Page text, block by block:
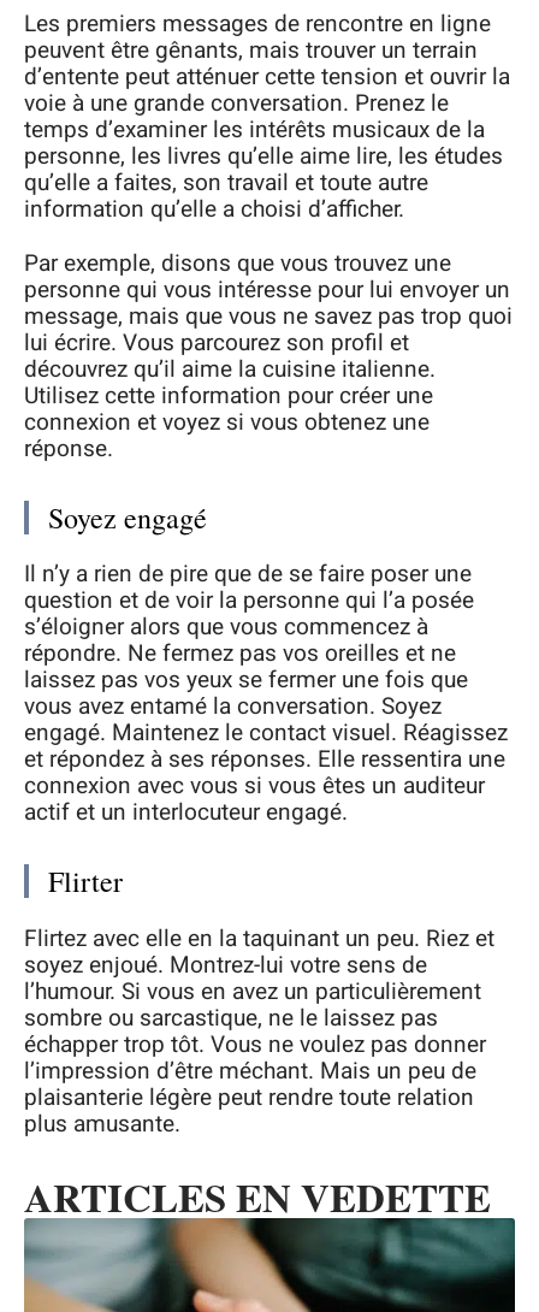
Les premiers messages de rencontre en ligne
peuvent être gênants, mais trouver un terrain
d’entente peut atténuer cette tension et ouvrir la
voie à une grande conversation. Prenez le
temps d’examiner les intérêts musicaux de la
personne, les livres qu’elle aime lire, les études
qu’elle a faites, son travail et toute autre
information qu’elle a choisi d’afficher.
Par exemple, disons que vous trouvez une
personne qui vous intéresse pour lui envoyer un
message, mais que vous ne savez pas trop quoi
lui écrire. Vous parcourez son profil et
découvrez qu’il aime la cuisine italienne.
Utilisez cette information pour créer une
connexion et voyez si vous obtenez une
réponse.
Soyez engagé
Il n’y a rien de pire que de se faire poser une
question et de voir la personne qui l’a posée
s’éloigner alors que vous commencez à
répondre. Ne fermez pas vos oreilles et ne
laissez pas vos yeux se fermer une fois que
vous avez entamé la conversation. Soyez
engagé. Maintenez le contact visuel. Réagissez
et répondez à ses réponses. Elle ressentira une
connexion avec vous si vous êtes un auditeur
actif et un interlocuteur engagé.
Flirter
Flirtez avec elle en la taquinant un peu. Riez et
soyez enjoué. Montrez-lui votre sens de
l’humour. Si vous en avez un particulièrement
sombre ou sarcastique, ne le laissez pas
échapper trop tôt. Vous ne voulez pas donner
l’impression d’être méchant. Mais un peu de
plaisanterie légère peut rendre toute relation
plus amusante.
ARTICLES EN VEDETTE